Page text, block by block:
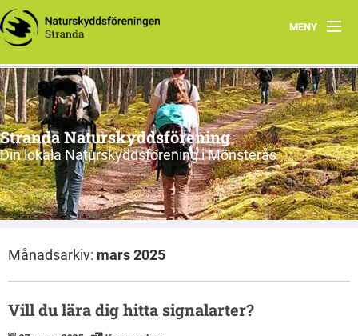
MENY
Hem
Program
Styrelsen
Natur i Mönsterås
Stranda Naturskyddsförening
Din lokala Naturskyddsförening i Mönsterås
Månadsarkiv: mars 2025
Vill du lära dig hitta signalarter?